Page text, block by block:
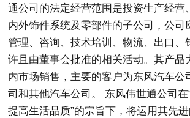
通公司的法定经营范围是投资生产经营
内外饰件系统及零部件的子公司，公司
管理、咨询、技术培训、物流、出口、
许且由董事会批准的相关活动。其产品
内市场销售，主要的客户为东风汽车公
司和其他汽车公司。 东风伟世通公司在
提高生活品质”的宗旨下，将运用其先